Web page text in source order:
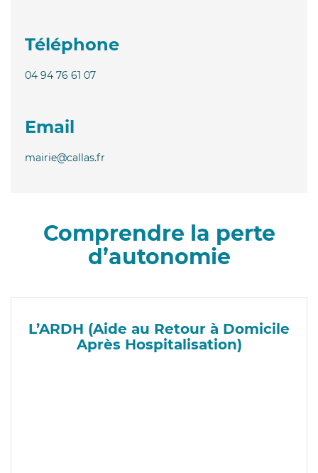
Téléphone
04 94 76 61 07
Email
mairie@callas.fr
Comprendre la perte
d’autonomie
L’ARDH (Aide au Retour à Domicile
Après Hospitalisation)